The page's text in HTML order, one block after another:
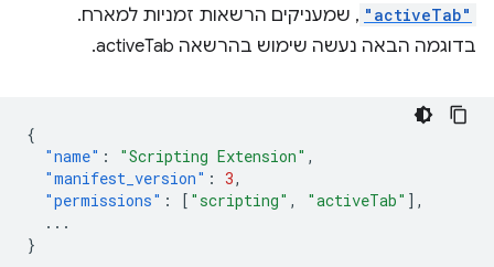
"activeTab" , שמעניקים הרשאות זמניות למארח.
בדוגמה הבאה נעשה שימוש בהרשאה activeTab.
{
"name" : "Scripting Extension" ,
"manifest_version" : 3,
"permissions" : [ "scripting" , "activeTab" ],
...
}